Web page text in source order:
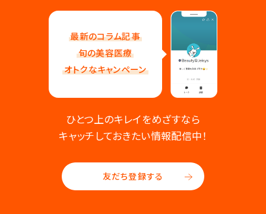
最新のコラム記事
旬の美容医療
オトクなキャンペーン
ひとつ上のキレイをめざすなら
キャッチしておきたい情報配信中！
友だち登録する